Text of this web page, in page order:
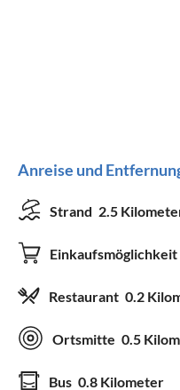
Anreise und
Strand 2.5
Einkaufsmöglichkeit
Restaurant 0.2
Ortsmitte 0.5
Bus 0.8 Kilometer